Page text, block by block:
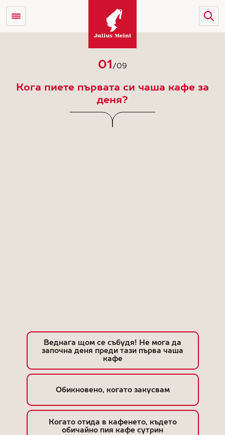
01/09
Кога пиете първата си чаша кафе за
деня?
Веднага щом се събудя! Не мога да
започна деня преди тази първа чаша
кафе
Обикновено, когато закусвам
Когато отида в кафенето, където
обичайно пия кафе сутрин